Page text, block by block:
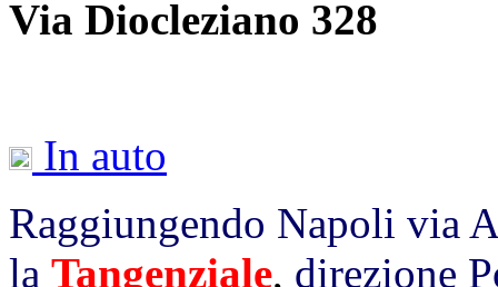
Via Diocleziano 328
In auto
Raggiungendo Napoli via
la Tangenziale, direzione